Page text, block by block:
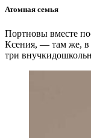
Атомная семья
Портновы вместе
Ксения, — там же, в
три